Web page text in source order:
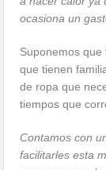
ocasiona un
Suponemos
que tienen
de ropa que
tiempos que
Contamos con
facilitarles esta